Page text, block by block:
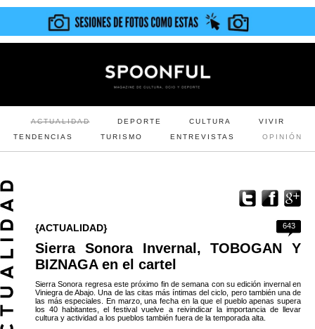
ACTUALIDAD DEPORTE CULTURA
VIVIR
TENDENCIAS
TURISMO ENTREVISTAS OPINIÓN
643
{ACTUALIDAD}
Sierra Sonora Invernal, TOBOGAN Y
BIZNAGA en el cartel
Sierra Sonora regresa este próximo fin de semana con su edición invernal en
Viniegra de Abajo. Una de las citas más íntimas del ciclo, pero también una de
las más especiales. En marzo, una fecha en la que el pueblo apenas supera
los 40 habitantes, el festival vuelve a reivindicar la importancia de llevar
cultura y actividad a los pueblos también fuera de la temporada alta.